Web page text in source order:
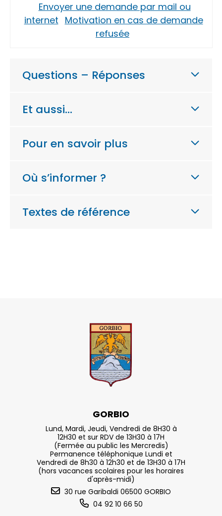
Envoyer une demande par mail ou
internet Motivation en cas de demande
refusée
Questions – Réponses
Et aussi…
Pour en savoir plus
Où s’informer ?
Textes de référence
GORBIO
Lund, Mardi, Jeudi, Vendredi de 8H30 à
12H30 et sur RDV de 13H30 à 17H
(Fermée au public les Mercredis)
Permanence téléphonique Lundi et
Vendredi de 8h30 à 12h30 et de 13H30 à 17H
(hors vacances scolaires pour les horaires
d'après-midi)
30 rue Garibaldi 06500 GORBIO
04 92 10 66 50